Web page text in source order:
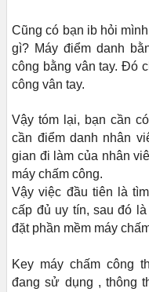
Cũng có bạn ib hỏi
gì? Máy điểm danh
công bằng vân tay. Đó
công vân tay.
Vậy tóm lại, bạn cần
cần điểm danh nhân
gian đi làm của nhân
máy chấm công.
Vậy việc đầu tiên là
cấp đủ uy tín, sau đó
đặt phần mềm máy
Key máy chấm công
đang sử dụng , thông